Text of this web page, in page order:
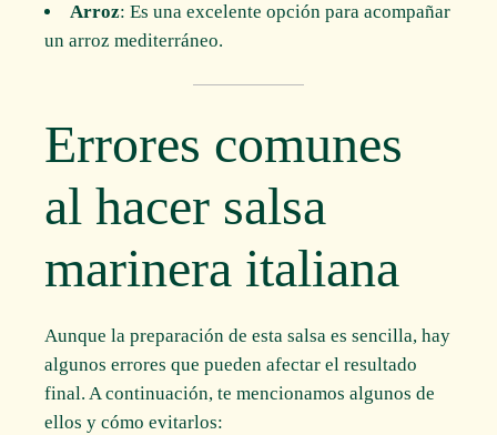
Arroz: Es una excelente opción para acompañar
un arroz mediterráneo.
Errores comunes
al hacer salsa
marinera italiana
Aunque la preparación de esta salsa es sencilla, hay
algunos errores que pueden afectar el resultado
final. A continuación, te mencionamos algunos de
ellos y cómo evitarlos: